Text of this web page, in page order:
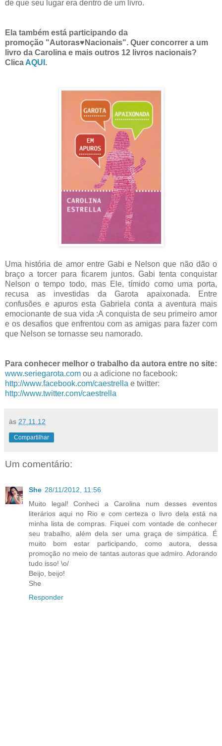
de que seu lugar era dentro de um livro.
Ela também está participando da
promoção "Autoras♥Nacionais". Quer concorrer a um
livro da Carolina e mais outros 12 livros nacionais?
Clica AQUI .
Uma história de amor entre Gabi e Nelson que não dão o
braço a torcer para ficarem juntos. Gabi tenta conquistar
Nelson o tempo todo, mas Ele, tímido como uma porta,
recusa as investidas da Garota apaixonada. Entre
confusões e apuros esta Gabriela conta a aventura mais
emocionante de sua vida :A conquista de seu primeiro amor
e os desafios que enfrentou com as amigas para fazer com
que Nelson se tornasse seu namorado.
Para conhecer melhor o trabalho da autora entre no site:
www.seriegarota.com ou a adicione no facebook:
http://www.facebook.com/caestrella e twitter:
http://www.twitter.com/caestrella
às 27.11.12
Compartilhar
Um comentário:
She 28/11/2012, 11:56
Muito legal! Conheci a Carolina num desses eventos
literários aqui no Rio e com certeza o livro dela está na
minha lista de compras. Fiquei com vontade de conhecer
seu trabalho, além dela ser uma graça de simpática. É
muito bom estar participando, como autora, dessa
promoção no meio de tantas autoras que admiro. Adorando
tudo isso! \o/
Beijo, beijo!
She
Responder